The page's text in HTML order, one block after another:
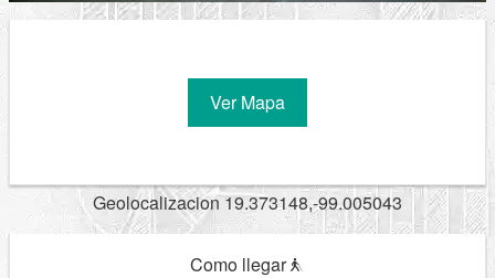
Ver Mapa
Geolocalizacion 19.373148,-99.005043
Como llegar